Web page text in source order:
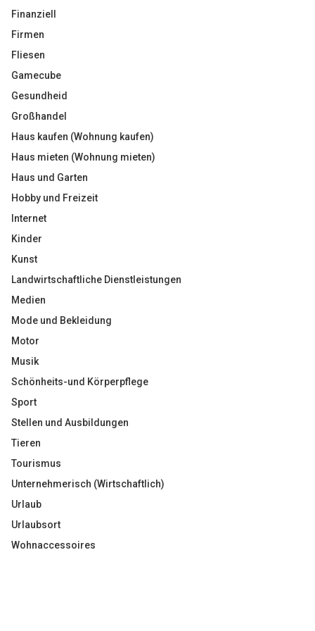
Finanziell
Firmen
Fliesen
Gamecube
Gesundheid
Großhandel
Haus kaufen (Wohnung kaufen)
Haus mieten (Wohnung mieten)
Haus und Garten
Hobby und Freizeit
Internet
Kinder
Kunst
Landwirtschaftliche Dienstleistungen
Medien
Mode und Bekleidung
Motor
Musik
Schönheits-und Körperpflege
Sport
Stellen und Ausbildungen
Tieren
Tourismus
Unternehmerisch (Wirtschaftlich)
Urlaub
Urlaubsort
Wohnaccessoires